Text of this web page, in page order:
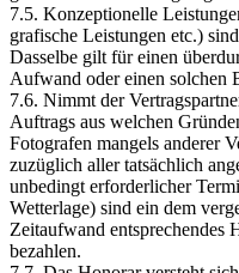
7.5. Konzeptionelle
grafische Leistungen etc.)
Dasselbe gilt für einen
Aufwand oder einen solchen
7.6. Nimmt der
Auftrags aus welchen
Fotografen mangels anderer
zuzüglich aller tatsächlich
unbedingt erforderlicher
Wetterlage) sind ein dem
Zeitaufwand entsprechendes
bezahlen.